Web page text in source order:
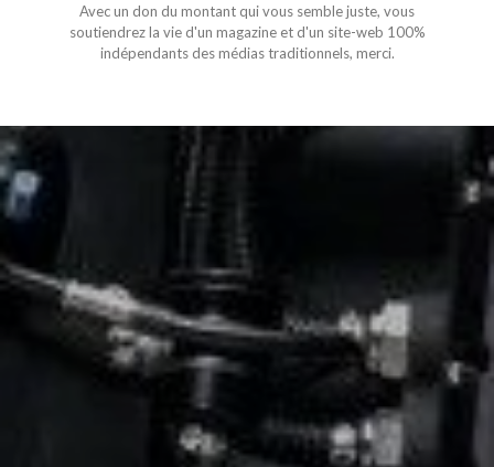
Avec un don du montant qui vous semble juste, vous
soutiendrez la vie d'un magazine et d'un site-web 100%
indépendants des médias traditionnels, merci.